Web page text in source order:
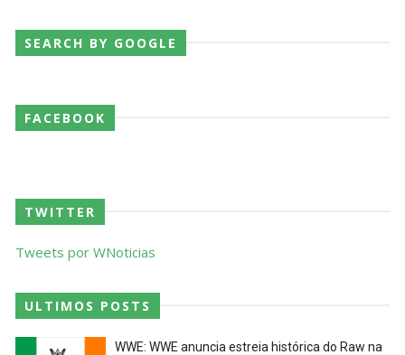
Unknown-Jul 26 2026
Throwback: Bret "The Hitman" Hart vs. Mr.
Perfect: SummerSlam 1991 - Intercontinental
Lucha Libre AAA: Verano De Escándalo 2026
Unknown-Jul 26 2026
AEW Collision 25 JULY 2026
SEARCH BY GOOGLE
FACEBOOK
TWITTER
Tweets por WNoticias
ULTIMOS POSTS
WWE: WWE anuncia estreia histórica do Raw na